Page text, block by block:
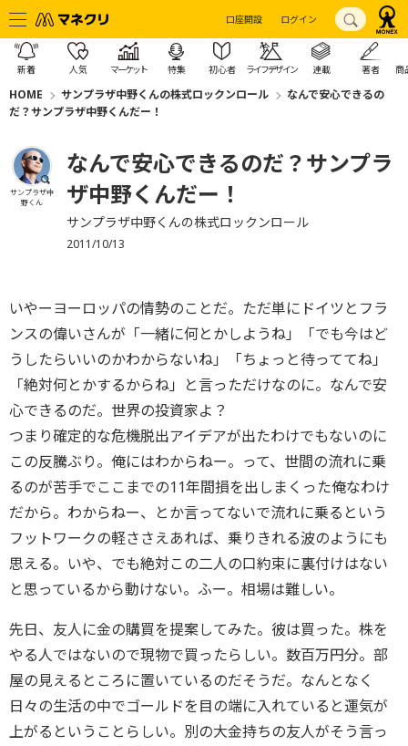
口座開設 ログイン
新着 人気 マーケット 特集 初心者 ライフデザイン 連載 著者 商
HOME サンプラザ中野くんの株式ロックンロール
なんで安心できるの
だ？サンプラザ中野くんだー！
サンプラザ中
野くん
なんで安心できるのだ？サンプラ
ザ中野くんだー！
サンプラザ中野くんの株式ロックンロール
2011/10/13
いやーヨーロッパの情勢のことだ。ただ単にドイツとフラ
ンスの偉いさんが「一緒に何とかしようね」「でも今はど
うしたらいいのかわからないね」「ちょっと待っててね」
「絶対何とかするからね」と言っただけなのに。なんで安
心できるのだ。世界の投資家よ？
つまり確定的な危機脱出アイデアが出たわけでもないのに
この反騰ぶり。俺にはわからねー。って、世間の流れに乗
るのが苦手でここまでの11年間損を出しまくった俺なわけ
だから。わからねー、とか言ってないで流れに乗るという
フットワークの軽ささえあれば、乗りきれる波のようにも
思える。いや、でも絶対この二人の口約束に裏付けはない
と思っているから動けない。ふー。相場は難しい。
先日、友人に金の購買を提案してみた。彼は買った。株を
やる人ではないので現物で買ったらしい。数百万円分。部
屋の見えるところに置いているのだそうだ。なんとなく
日々の生活の中でゴールドを目の端に入れていると運気が
上がるということらしい。別の大金持ちの友人がそう言っ